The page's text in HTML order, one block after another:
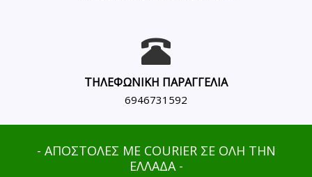
ΤΗΛΕΦΩΝΙΚΗ ΠΑΡΑΓΓΕΛΙΑ
6946731592
- ΑΠΟΣΤΟΛΕΣ ΜΕ COURIER ΣΕ ΟΛΗ ΤΗΝ
ΕΛΛΑΔΑ -